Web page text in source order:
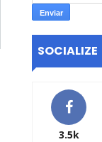
SOCIALIZE
3.5k